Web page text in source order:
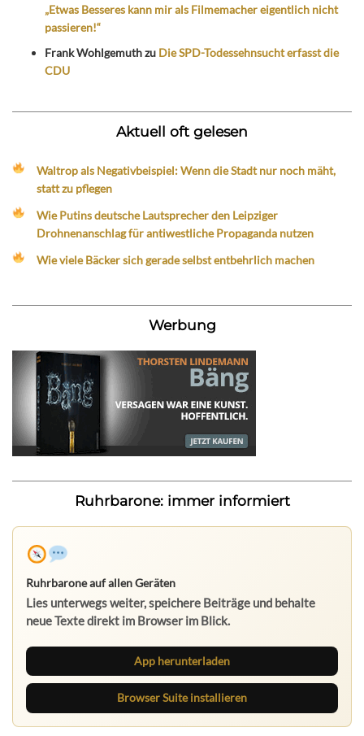
„Etwas Besseres kann mir als Filmemacher eigentlich nicht
passieren!“
Frank Wohlgemuthzu Die SPD-Todessehnsucht erfasst die
CDU
Aktuell oft gelesen
Waltrop als Negativbeispiel: Wenn die Stadt nur noch mäht,
statt zu pflegen
Wie Putins deutsche Lautsprecher den Leipziger
Drohnenanschlag für antiwestliche Propaganda nutzen
Wie viele Bäcker sich gerade selbst entbehrlich machen
Werbung
Ruhrbarone: immer informiert
Ruhrbarone auf allen Geräten
Lies unterwegs weiter, speichere Beiträge und behalte
neue Texte direkt im Browser im Blick.
App herunterladen
Browser Suite installieren